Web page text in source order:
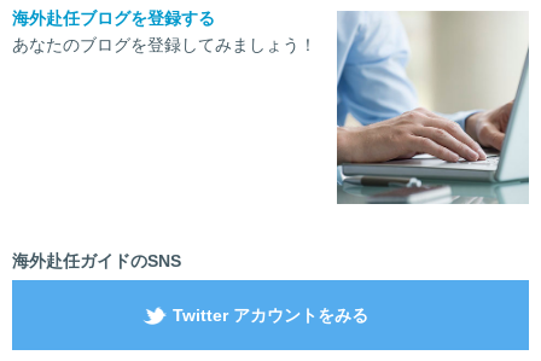
海外赴任ブログを登録する
あなたのブログを登録してみましょう！
海外赴任ガイドのSNS
Twitter アカウントをみる